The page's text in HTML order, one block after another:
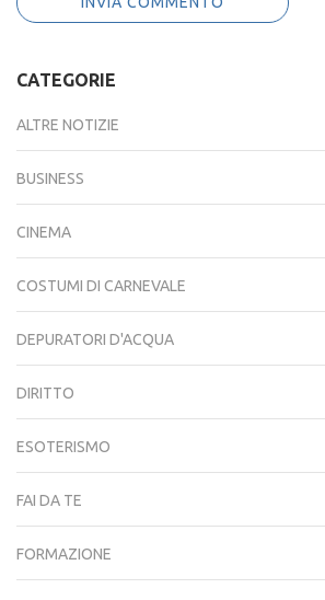
CATEGORIE
ALTRE NOTIZIE
BUSINESS
CINEMA
COSTUMI DI CARNEVALE
DEPURATORI D'ACQUA
DIRITTO
ESOTERISMO
FAI DA TE
FORMAZIONE